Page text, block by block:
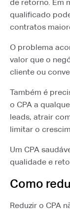
de retorno. Em
qualificado
contratos
O problema
valor que o
cliente ou
Também é
o CPA a
leads, atrair
limitar o
Um CPA
qualidade e
Como
Reduzir o CPA